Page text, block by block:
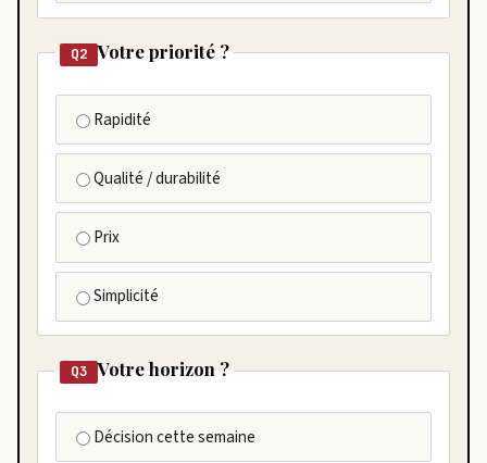
Q2 Votre priorité ?
Rapidité
Qualité / durabilité
Prix
Simplicité
Q3 Votre horizon ?
Décision cette semaine